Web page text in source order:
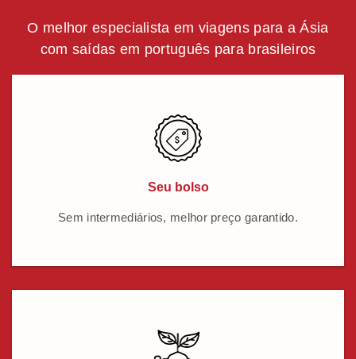
O melhor especialista em viagens para a Ásia
com saídas em português para brasileiros
Seu bolso
Sem intermediários, melhor preço garantido.